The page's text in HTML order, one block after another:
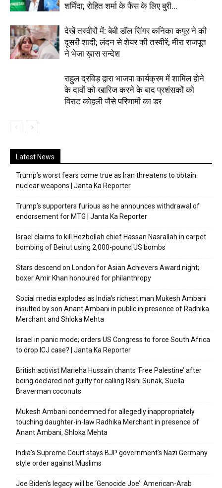
शर्मिंदा; रोहित शर्मा के फैंस के लिए बुरी...
देखें तस्वीरों में: बेबी डॉल सिंगर कनिका कपूर ने की
दूसरी शादी; लंदन से शेयर की तस्वीरें; मीरा राजपूत
ने भेजा ख़ास सन्देश
राहुल द्रविड़ द्वारा भाजपा कार्यक्रम में शामिल होने
के दावों को खारिज करने के बाद प्रशंसकों को
विराट कोहली जैसे परिणामों का डर
Latest News
Trump’s worst fears come true as Iran threatens to obtain
nuclear weapons | Janta Ka Reporter
Trump’s supporters furious as he announces withdrawal of
endorsement for MTG | Janta Ka Reporter
Israel claims to kill Hezbollah chief Hassan Nasrallah in carpet
bombing of Beirut using 2,000-pound US bombs
Stars descend on London for Asian Achievers Award night;
boxer Amir Khan honoured for philanthropy
Social media explodes as India’s richest man Mukesh Ambani
insulted by son Anant Ambani in public in presence of Radhika
Merchant and Shloka Mehta
Israel in panic mode; orders US Congress to force South Africa
to drop ICJ case? | Janta Ka Reporter
British activist Marieha Hussain chants ‘Free Palestine’ after
being declared not guilty for calling Rishi Sunak, Suella
Braverman coconuts
Mukesh Ambani condemned for allegedly inappropriately
touching daughter-in-law Radhika Merchant in presence of
Anant Ambani, Shloka Mehta
India’s Supreme Court stays BJP government’s Nazi Germany
style order against Muslims
Joe Biden’s legacy will be ‘Genocide Joe’: American-Arab